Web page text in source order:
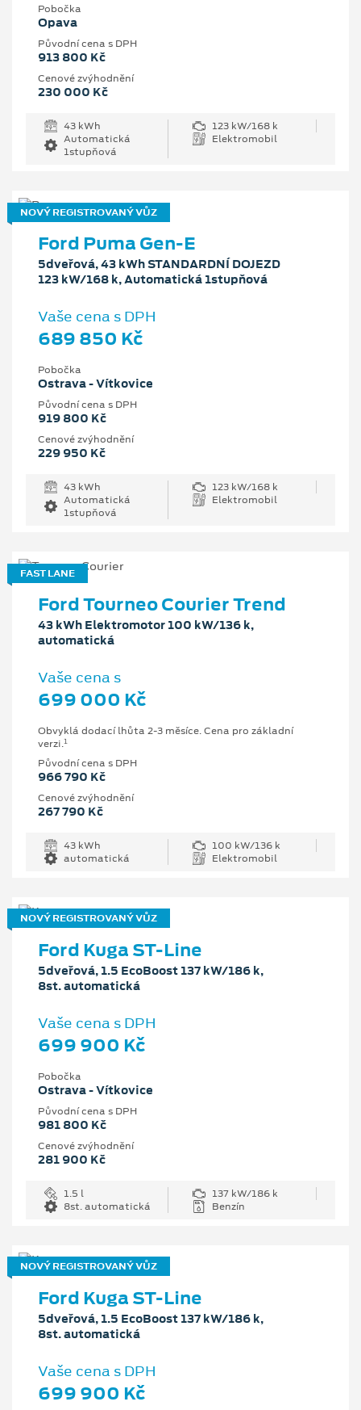
Pobočka
Opava
Původní cena s DPH
913 800 Kč
Cenové zvýhodnění
230 000 Kč
43 kWh
123 kW/168 k
Automatická
1stupňová
Elektromobil
NOVÝ REGISTROVANÝ VŮZ
Ford Puma Gen-E
5dveřová, 43 kWh STANDARDNÍ DOJEZD
123 kW/168 k, Automatická 1stupňová
Vaše cena s DPH
689 850 Kč
Pobočka
Ostrava - Vítkovice
Původní cena s DPH
919 800 Kč
Cenové zvýhodnění
229 950 Kč
43 kWh
123 kW/168 k
Automatická
1stupňová
Elektromobil
FAST LANE
Ford Tourneo Courier Trend
43 kWh Elektromotor 100 kW/136 k,
automatická
Vaše cena s
699 000 Kč
Obvyklá dodací lhůta 2-3 měsíce. Cena pro základní
verzi.1
Původní cena s DPH
966 790 Kč
Cenové zvýhodnění
267 790 Kč
43 kWh
100 kW/136 k
automatická
Elektromobil
NOVÝ REGISTROVANÝ VŮZ
Ford Kuga ST-Line
5dveřová, 1.5 EcoBoost 137 kW/186 k,
8st. automatická
Vaše cena s DPH
699 900 Kč
Pobočka
Ostrava - Vítkovice
Původní cena s DPH
981 800 Kč
Cenové zvýhodnění
281 900 Kč
1.5 l
137 kW/186 k
8st. automatická
Benzín
NOVÝ REGISTROVANÝ VŮZ
Ford Kuga ST-Line
5dveřová, 1.5 EcoBoost 137 kW/186 k,
8st. automatická
Vaše cena s DPH
699 900 Kč